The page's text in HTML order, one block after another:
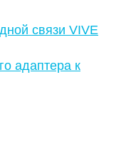
связи VIVE
адаптера к